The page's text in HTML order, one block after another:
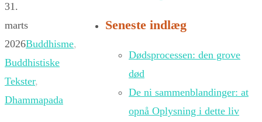
31.
marts
2026Buddhisme,
Buddhistiske
Tekster,
Dhammapada
Seneste indlæg
Dødsprocessen: den grove
død
De ni sammenblandinger: at
opnå Oplysning i dette liv